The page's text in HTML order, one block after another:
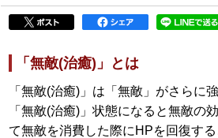
「無敵(治癒)」とは
「無敵(治癒)」は「無敵」がさらに
「無敵(治癒)」状態になると無敵の
て無敵を消費した際にHPを回復する